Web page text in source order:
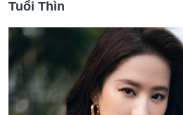
Tuổi Thìn